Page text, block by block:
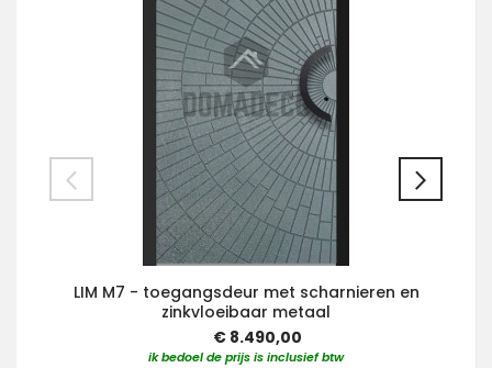
LIM M7 - toegangsdeur met scharnieren en
zinkvloeibaar metaal
€ 8.490,00
ik bedoel de prijs is inclusief btw